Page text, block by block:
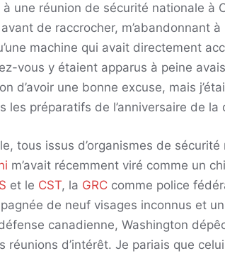
une réunion de sécurité nationale à
de raccrocher, m’abandonnant
machine qui avait directement
vous y étaient apparus à peine
d’avoir une bonne excuse, mais
préparatifs de l’anniversaire de la
tous issus d’organismes de sécurité
m’avait récemment viré comme un
et le CST, la GRCcomme police
de neuf visages inconnus et
canadienne, Washington
d’intérêt. Je pariais que